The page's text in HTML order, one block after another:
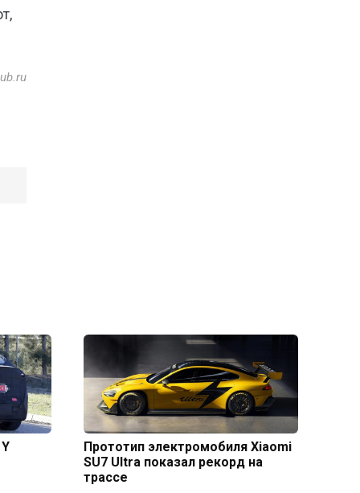
Прототип электромобиля Xiaomi
SU7 Ultra показал рекорд на
трассе